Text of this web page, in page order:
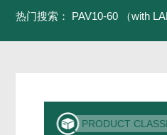
热门搜索： PAV10-60 （with
PRODUCT